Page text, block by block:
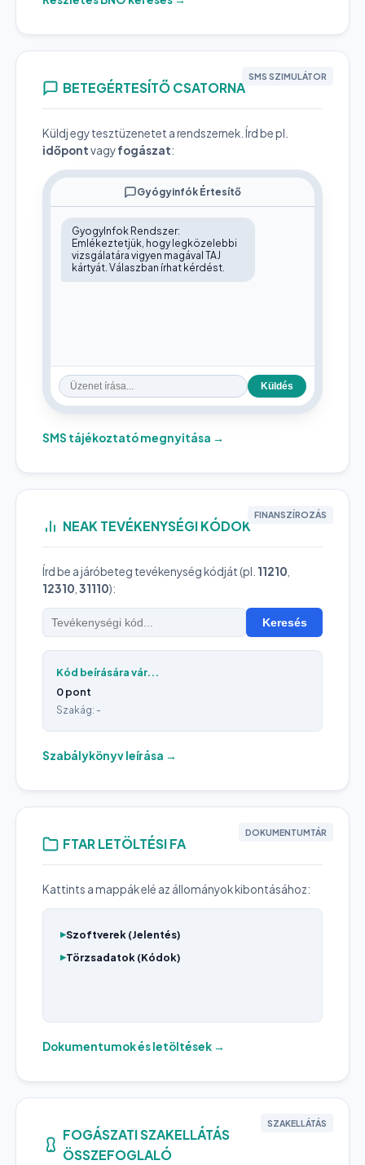
SMS SZIMULÁTOR
BETEGÉRTESÍTŐ CSATORNA
Küldj egy tesztüzenetet a rendszernek. Írd be pl.
időpontvagyfogászat:
Gyógyinfók Értesítő
GyogyInfok Rendszer:
Emlékeztetjük, hogy legközelebbi
vizsgálatára vigyen magával TAJ
kártyát. Válaszban írhat kérdést.
Küldés
SMS tájékoztató megnyitása →
FINANSZÍROZÁS
NEAK TEVÉKENYSÉGI KÓDOK
Írd be a járóbeteg tevékenység kódját (pl. 11210,
12310,31110):
Keresés
Kód beírására vár...
0 pont
Szakág: -
Szabálykönyv leírása →
DOKUMENTUMTÁR
FTAR LETÖLTÉSI FA
Kattints a mappák elé az állományok kibontásához:
Szoftverek (Jelentés)
Törzsadatok (Kódok)
Dokumentumok és letöltések →
SZAKELLÁTÁS
FOGÁSZATI SZAKELLÁTÁS
ÖSSZEFOGLALÓ